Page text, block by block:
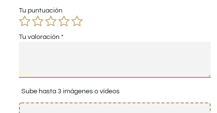
Tu puntuación
Tu valoración *
Sube hasta 3 imágenes o vídeos